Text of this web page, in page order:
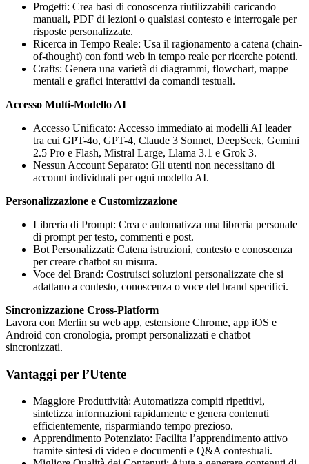
Progetti: Crea basi di conoscenza riutilizzabili caricando
manuali, PDF di lezioni o qualsiasi contesto e interrogale per
risposte personalizzate.
Ricerca in Tempo Reale: Usa il ragionamento a catena (chain-
of-thought) con fonti web in tempo reale per ricerche potenti.
Crafts: Genera una varietà di diagrammi, flowchart, mappe
mentali e grafici interattivi da comandi testuali.
Accesso Multi-Modello AI
Accesso Unificato: Accesso immediato ai modelli AI leader
tra cui GPT-4o, GPT-4, Claude 3 Sonnet, DeepSeek, Gemini
2.5 Pro e Flash, Mistral Large, Llama 3.1 e Grok 3.
Nessun Account Separato: Gli utenti non necessitano di
account individuali per ogni modello AI.
Personalizzazione e Customizzazione
Libreria di Prompt: Crea e automatizza una libreria personale
di prompt per testo, commenti e post.
Bot Personalizzati: Catena istruzioni, contesto e conoscenza
per creare chatbot su misura.
Voce del Brand: Costruisci soluzioni personalizzate che si
adattano a contesto, conoscenza o voce del brand specifici.
Sincronizzazione Cross-Platform
Lavora con Merlin su web app, estensione Chrome, app iOS e
Android con cronologia, prompt personalizzati e chatbot
sincronizzati.
Vantaggi per l’Utente
Maggiore Produttività: Automatizza compiti ripetitivi,
sintetizza informazioni rapidamente e genera contenuti
efficientemente, risparmiando tempo prezioso.
Apprendimento Potenziato: Facilita l’apprendimento attivo
tramite sintesi di video e documenti e Q&A contestuali.